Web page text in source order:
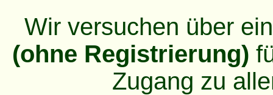
Wir versuchen über
(ohne Registrierung)
Zugang zu